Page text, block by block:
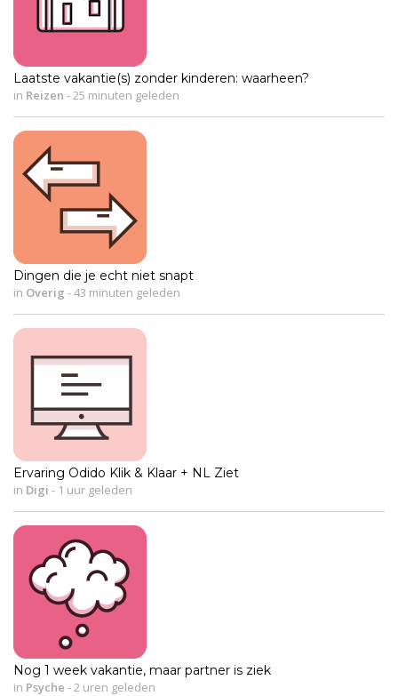
Laatste vakantie(s) zonder kinderen: waarheen?
in Reizen -25 minuten geleden
Dingen die je echt niet snapt
in Overig -43 minuten geleden
Ervaring Odido Klik & Klaar + NL Ziet
in Digi - 1 uur geleden
Nog 1 week vakantie, maar partner is ziek
in Psyche -2 uren geleden